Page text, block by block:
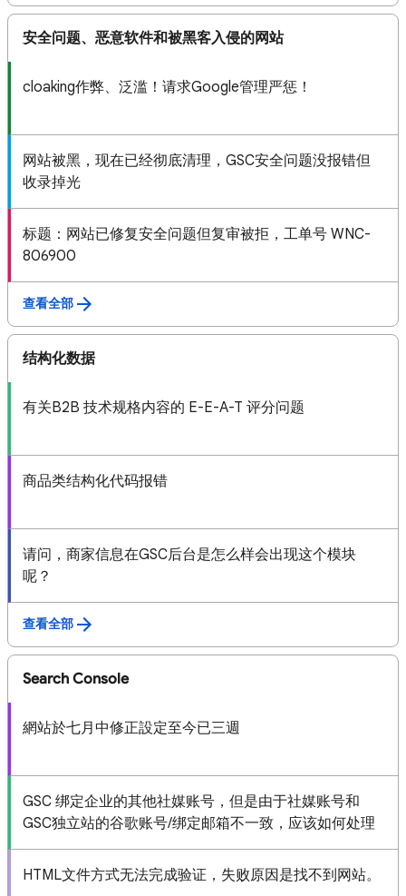
安全问题、恶意软件和被黑客入侵的网站
cloaking作弊、泛滥！请求Google管理严惩！
网站被黑，现在已经彻底清理，GSC安全问题没报错但
收录掉光
标题：网站已修复安全问题但复审被拒，工单号 WNC-
806900
查看全部
结构化数据
有关B2B 技术规格内容的 E-E-A-T 评分问题
商品类结构化代码报错
请问，商家信息在GSC后台是怎么样会出现这个模块
呢？
查看全部
Search Console
網站於七月中修正設定至今已三週
GSC 绑定企业的其他社媒账号，但是由于社媒账号和
GSC独立站的谷歌账号/绑定邮箱不一致，应该如何处理
HTML文件方式无法完成验证，失败原因是找不到网站。